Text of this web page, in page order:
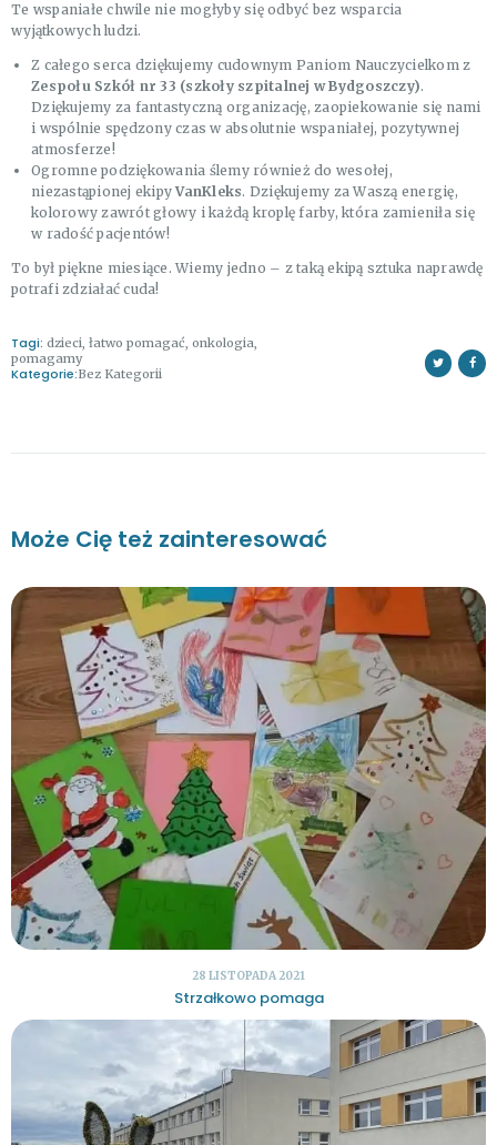
Te wspaniałe chwile nie mogłyby się odbyć bez wsparcia
wyjątkowych ludzi.
Z całego serca dziękujemy cudownym Paniom Nauczycielkom z
Zespołu Szkół nr 33 (szkoły szpitalnej w Bydgoszczy).
Dziękujemy za fantastyczną organizację, zaopiekowanie się nami
i wspólnie spędzony czas w absolutnie wspaniałej, pozytywnej
atmosferze!
Ogromne podziękowania ślemy również do wesołej,
niezastąpionej ekipyVanKleks. Dziękujemy za Waszą energię,
kolorowy zawrót głowy i każdą kroplę farby, która zamieniła się
w radość pacjentów!
To był piękne miesiące. Wiemy jedno – z taką ekipą sztuka naprawdę
potrafi zdziałać cuda!
Tagi: dzieci, łatwo pomagać, onkologia,
pomagamy
Kategorie:Bez Kategorii
Może Cię też zainteresować
28 LISTOPADA 2021
Strzałkowo pomaga